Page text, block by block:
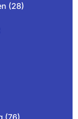
(28)
(76)